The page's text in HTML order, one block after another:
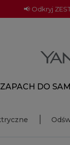
📢 Odkryj
ZAPACH DO